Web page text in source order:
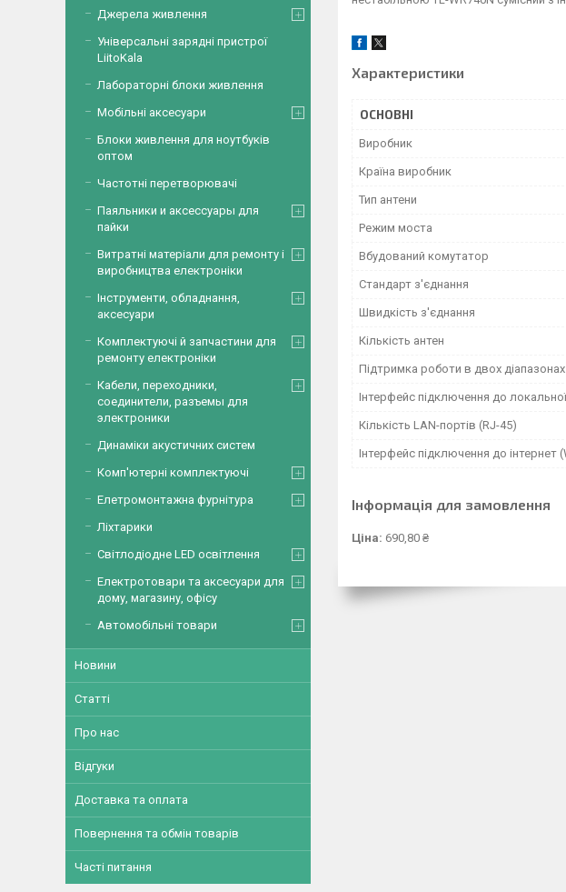
Характеристики
ОСНОВНІ
Виробник
Країна виробник
Тип антени
Режим моста
Вбудований комутатор
Стандарт з'єднання
Швидкість з'єднання
Кількість антен
Підтримка роботи в двох діапазонах
Інтерфейс підключення до
Кількість LAN-портів (RJ-45)
Інтерфейс підключення до інтернет
Інформація для замовлення
Ціна: 690,80 ₴
Джерела живлення
Універсальні зарядні пристрої
LiitoKala
Лабораторні блоки живлення
Мобільні аксесуари
Блоки живлення для ноутбуків
оптом
Частотні перетворювачі
Паяльники и аксессуары для
пайки
Витратні матеріали для ремонту і
виробництва електроніки
Інструменти, обладнання,
аксесуари
Комплектуючі й запчастини для
ремонту електроніки
Кабели, переходники,
соединители, разъемы для
электроники
Динаміки акустичних систем
Комп'ютерні комплектуючі
Елетромонтажна фурнітура
Ліхтарики
Світлодіодне LED освітлення
Електротовари та аксесуари для
дому, магазину, офісу
Автомобільні товари
Новини
Статті
Про нас
Відгуки
Доставка та оплата
Повернення та обмін товарів
Часті питання